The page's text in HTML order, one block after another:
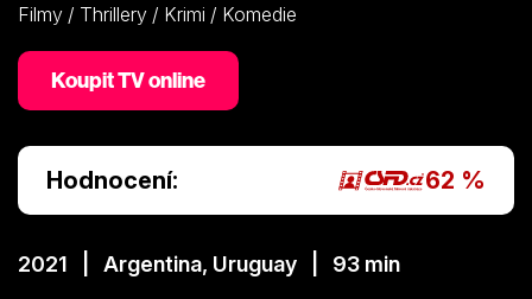
Filmy / Thrillery / Krimi / Komedie
Koupit TV online
Hodnocení: 62 %
2021 | Argentina, Uruguay | 93 min